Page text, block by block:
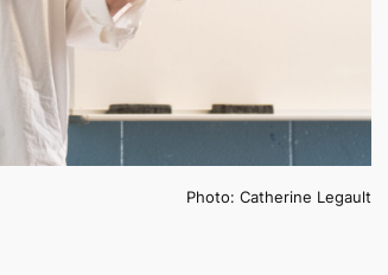
Photo: Catherine Legault